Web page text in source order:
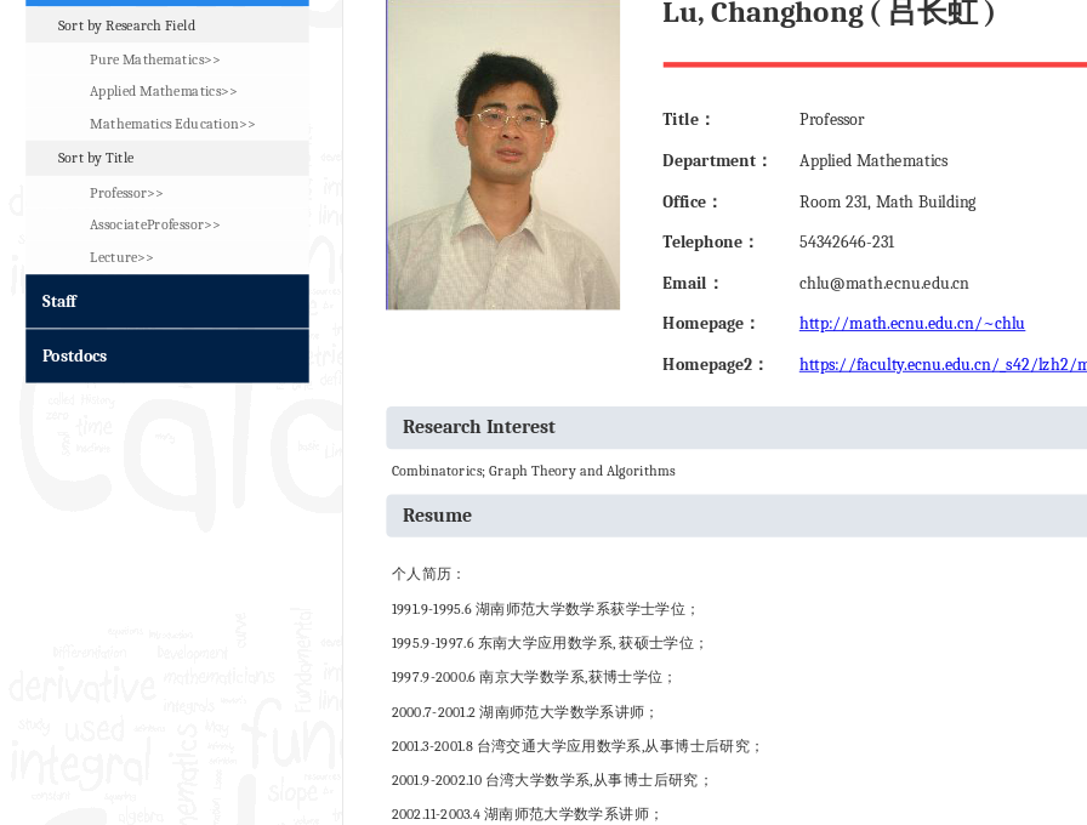
Sort by Research Field
Pure Mathematics>>
Applied Mathematics>>
Mathematics Education>>
Sort by Title
Professor>>
AssociateProfessor>>
Lecture>>
Staff
Postdocs
Lu, Changhong ( 吕长虹 )
Title： Professor
Department： Applied Mathematics
Office： Room 231, Math Building
Telephone： 54342646-231
Email： chlu@math.ecnu.edu.cn
Homepage： http://math.ecnu.edu.cn/~chlu
Homepage2： https://faculty.ecnu.edu.cn/_s42/lzh2/
Research Interest
Combinatorics; Graph Theory and Algorithms
Resume
个人简历：
1991.9-1995.6 湖南师范大学数学系获学士学位；
1995.9-1997.6 东南大学应用数学系, 获硕士学位；
1997.9-2000.6 南京大学数学系,获博士学位；
2000.7-2001.2 湖南师范大学数学系讲师；
2001.3-2001.8 台湾交通大学应用数学系,从事博士后研究；
2001.9-2002.10 台湾大学数学系,从事博士后研究；
2002.11-2003.4 湖南师范大学数学系讲师；